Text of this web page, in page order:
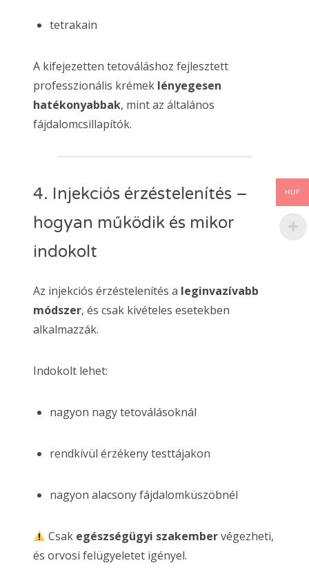
tetrakain
A kifejezetten tetováláshoz fejlesztett
professzionális krémek lényegesen
hatékonyabbak, mint az általános
fájdalomcsillapítók.
4. Injekciós érzéstelenítés –
hogyan működik és mikor
indokolt
Az injekciós érzéstelenítés a leginvazívabb
módszer, és csak kivételes esetekben
alkalmazzák.
Indokolt lehet:
nagyon nagy tetoválásoknál
rendkívül érzékeny testtájakon
nagyon alacsony fájdalomküszöbnél
Csak egészségügyi szakembervégezheti,
és orvosi felügyeletet igényel.
HUF